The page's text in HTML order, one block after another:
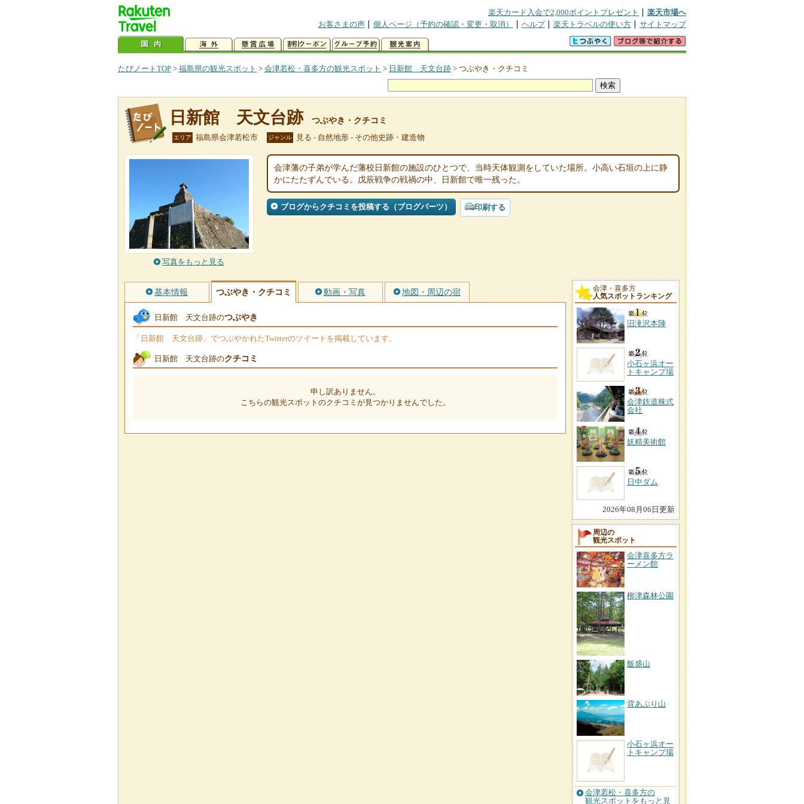
楽天カード入会で2,000ポイントプレゼント
楽天市場へ
お客さまの声
個人ページ（予約の確認・変更・取消） ヘルプ 楽天トラベルの使い方 サイトマップ
たびノートTOP > 福島県の観光スポット > 会津若松・喜多方の観光スポット > 日新館 天文台跡 > つぶやき・クチコミ
日新館 天文台跡 つぶやき・クチコミ
エリア 福島県会津若松市 ジャンル 見る - 自然地形 - その他史跡・建造物
写真をもっと見る
会津藩の子弟が学んだ藩校日新館の施設のひとつで、当時天体観測をしていた場所。小高い石垣の上に静
かにたたずんでいる。戊辰戦争の戦禍の中、日新館で唯一残った。
ブログからクチコミを投稿する（ブログパーツ） 印刷する
基本情報 つぶやき・クチコミ 動画・写真 地図・周辺の宿
日新館 天文台跡のつぶやき
「日新館 天文台跡」でつぶやかれたTwitterのツイートを掲載しています。
日新館 天文台跡のクチコミ
申し訳ありません。
こちらの観光スポットのクチコミが見つかりませんでした。
会津・喜多方
人気スポットランキング
旧滝沢本陣
小石ヶ浜オー
トキャンプ場
会津鉄道株式
会社
妖精美術館
日中ダム
2026年08月06日更新
周辺の
観光スポット
会津喜多方ラ
ーメン館
柳津森林公園
飯盛山
背あぶり山
小石ヶ浜オー
トキャンプ場
会津若松・喜多方の
観光スポットをもっと見